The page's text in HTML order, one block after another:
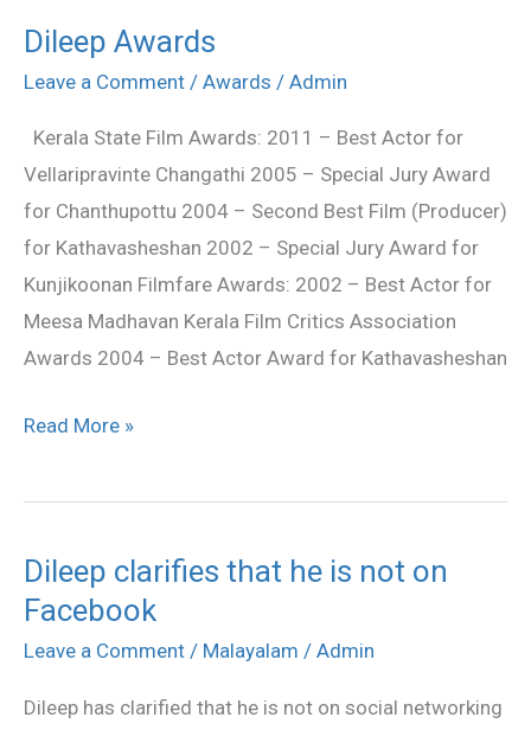
Dileep Awards
Leave a Comment / Awards / Admin
Kerala State Film Awards: 2011 – Best Actor for
Vellaripravinte Changathi 2005 – Special Jury Award
for Chanthupottu 2004 – Second Best Film (Producer)
for Kathavasheshan 2002 – Special Jury Award for
Kunjikoonan Filmfare Awards: 2002 – Best Actor for
Meesa Madhavan Kerala Film Critics Association
Awards 2004 – Best Actor Award for Kathavasheshan
Dileep
Awards
Read More »
Dileep clarifies that he is not on
Facebook
Leave a Comment / Malayalam / Admin
Dileep has clarified that he is not on social networking
Dileep
clarifies
that
is